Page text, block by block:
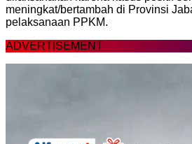
meningkat/bertambah di Provinsi
pelaksanaan PPKM.
ADVERTISEMENT